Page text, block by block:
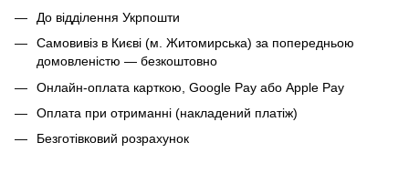
До відділення Укрпошти
Самовивіз в Києві (м. Житомирська) за попередньою
домовленістю — безкоштовно
Онлайн-оплата карткою, Google Pay або Apple Pay
Оплата при отриманні (накладений платіж)
Безготівковий розрахунок